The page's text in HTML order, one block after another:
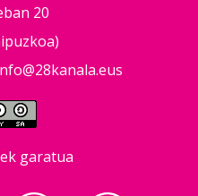
20
garatua